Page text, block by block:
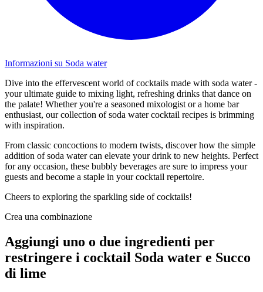
Informazioni su Soda water
Dive into the effervescent world of cocktails made with soda water -
your ultimate guide to mixing light, refreshing drinks that dance on
the palate! Whether you're a seasoned mixologist or a home bar
enthusiast, our collection of soda water cocktail recipes is brimming
with inspiration.
From classic concoctions to modern twists, discover how the simple
addition of soda water can elevate your drink to new heights. Perfect
for any occasion, these bubbly beverages are sure to impress your
guests and become a staple in your cocktail repertoire.
Cheers to exploring the sparkling side of cocktails!
Crea una combinazione
Aggiungi uno o due ingredienti per
restringere i cocktail Soda water e Succo
di lime